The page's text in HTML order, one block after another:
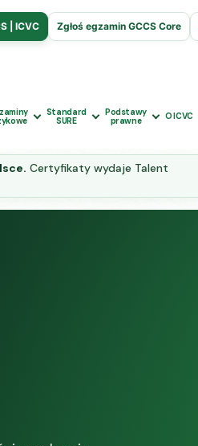
| ICVC Zgłoś egzamin GCCS Core
Standard
SURE
Podstawy
prawne
O ICVC
Certyfikaty wydaje Talent